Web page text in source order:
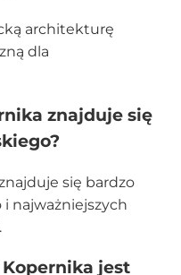
architekturę
dla
znajduje się
się bardzo
najważniejszych
Kopernika jest